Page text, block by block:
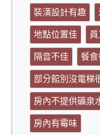
裝潢設計有趣
地點位置佳
隔音不佳
餐
部分館別沒電梯
房內不提供礦泉
房內有霉味